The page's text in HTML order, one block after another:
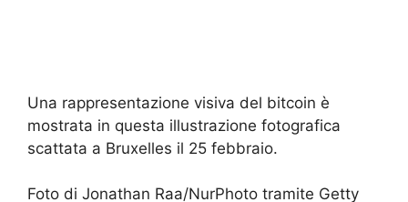
Una rappresentazione visiva del bitcoin è
mostrata in questa illustrazione fotografica
scattata a Bruxelles il 25 febbraio.
Foto di Jonathan Raa/NurPhoto tramite Getty